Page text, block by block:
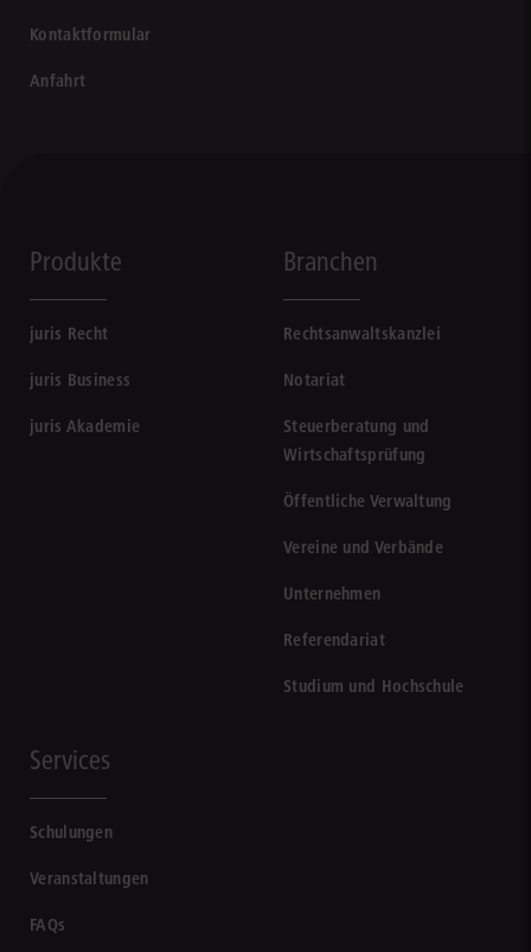
Kontaktformular
Anfahrt
Produkte
juris Recht
juris Business
juris Akademie
Branchen
Rechtsanwaltskanzlei
Notariat
Steuerberatung und
Wirtschaftsprüfung
Öffentliche Verwaltung
Vereine und Verbände
Unternehmen
Referendariat
Studium und Hochschule
Services
Schulungen
Veranstaltungen
FAQs